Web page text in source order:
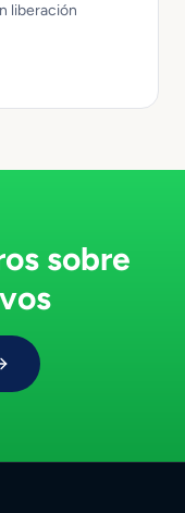
liberación
sobre